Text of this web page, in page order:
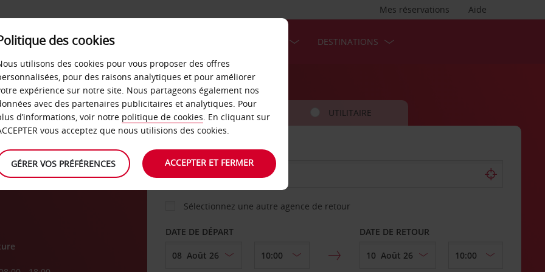
Aide
Mes réservations
LIBRE-SERVICE DESTINATIONS
VOITURE UTILITAIRE
AGENCE DE DÉPART
Sélectionnez une autre agence de retour
DATE DE DÉPART DATE DE RETOUR
des cookies
utilisons des cookies pour vous proposer des offres
pour des raisons analytiques et pour améliorer
expérience sur notre site. Nous partageons également nos
avec des partenaires publicitaires et analytiques. Pour
d’informations, voir notre politique de cookies. En cliquant sur
vous acceptez que nous utilisions des cookies.
GÉRER VOS PRÉFÉRENCES ACCEPTER ET FERMER